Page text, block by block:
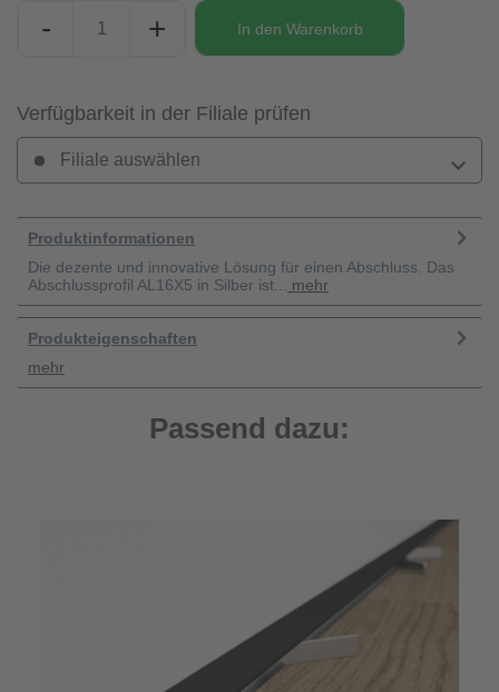
- + In den Warenkorb
Verfügbarkeit in der Filiale prüfen
Filiale auswählen
Produktinformationen
Die dezente und innovative Lösung für einen Abschluss. Das
Abschlussprofil AL16X5 in Silber ist...
mehr
Produkteigenschaften
mehr
Passend dazu: